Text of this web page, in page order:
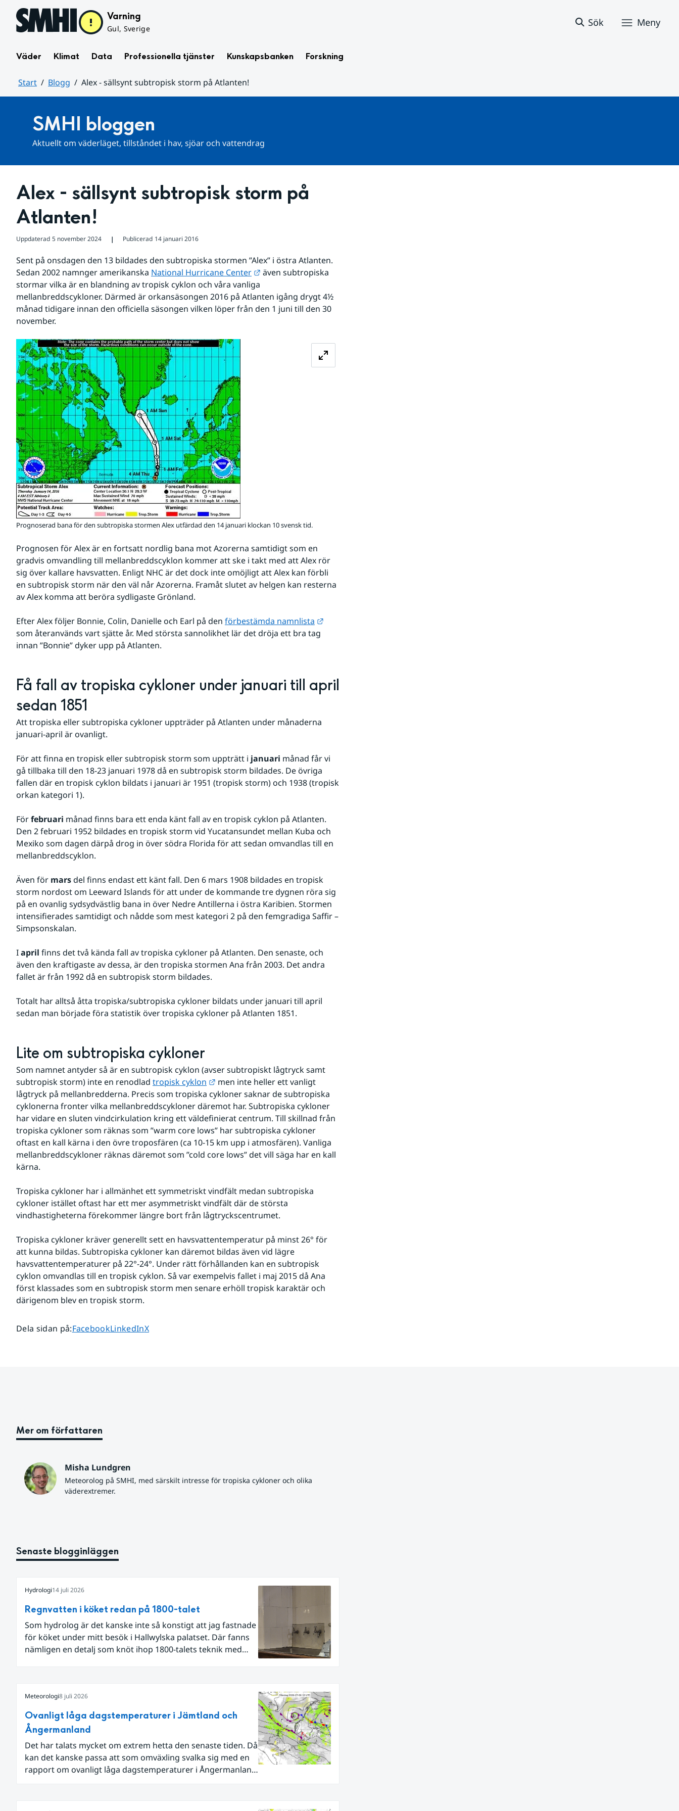
Hoppa till sidans innehåll Varning
Gul, Sverige
Sök Meny
Väder Klimat Data Professionella tjänster Kunskapsbanken Forskning
Start Blogg
Alex - sällsynt subtropisk storm på Atlanten!
SMHI bloggen
Aktuellt om väderläget, tillståndet i hav, sjöar och vattendrag
Alex - sällsynt subtropisk storm på
Atlanten!
Uppdaterad 5 november 2024 ❘ Publicerad 14 januari 2016
Sent på onsdagen den 13 bildades den subtropiska stormen ”Alex” i östra Atlanten.
Sedan 2002 namnger amerikanska National Hurricane Center Länk till annan webbplats.
även subtropiska
stormar vilka är en blandning av tropisk cyklon och våra vanliga
mellanbreddscykloner. Därmed är orkansäsongen 2016 på Atlanten igång drygt 4½
månad tidigare innan den officiella säsongen vilken löper från den 1 juni till den 30
november.
Förstora bilden
Prognoserad bana för den subtropiska stormen Alex utfärdad den 14 januari klockan 10 svensk tid.
Prognosen för Alex är en fortsatt nordlig bana mot Azorerna samtidigt som en
gradvis omvandling till mellanbreddscyklon kommer att ske i takt med att Alex rör
sig över kallare havsvatten. Enligt NHC är det dock inte omöjligt att Alex kan förbli
en subtropisk storm när den väl når Azorerna. Framåt slutet av helgen kan resterna
av Alex komma att beröra sydligaste Grönland.
Efter Alex följer Bonnie, Colin, Danielle och Earl på den förbestämda namnlista
som återanvänds vart sjätte år. Med största sannolikhet lär det dröja ett bra tag
innan ”Bonnie” dyker upp på Atlanten.
Få fall av tropiska cykloner under januari till april
sedan 1851
Att tropiska eller subtropiska cykloner uppträder på Atlanten under månaderna
januari-april är ovanligt.
För att finna en tropisk eller subtropisk storm som uppträtt i januari månad får vi
gå tillbaka till den 18-23 januari 1978 då en subtropisk storm bildades. De övriga
fallen där en tropisk cyklon bildats i januari är 1951 (tropisk storm) och 1938 (tropisk
orkan kategori 1).
För februari månad finns bara ett enda känt fall av en tropisk cyklon på Atlanten.
Den 2 februari 1952 bildades en tropisk storm vid Yucatansundet mellan Kuba och
Mexiko som dagen därpå drog in över södra Florida för att sedan omvandlas till en
mellanbreddscyklon.
Även för mars del finns endast ett känt fall. Den 6 mars 1908 bildades en tropisk
storm nordost om Leeward Islands för att under de kommande tre dygnen röra sig
på en ovanlig sydsydvästlig bana in över Nedre Antillerna i östra Karibien. Stormen
intensifierades samtidigt och nådde som mest kategori 2 på den femgradiga Saffir –
Simpsonskalan.
I april finns det två kända fall av tropiska cykloner på Atlanten. Den senaste, och
även den kraftigaste av dessa, är den tropiska stormen Ana från 2003. Det andra
fallet är från 1992 då en subtropisk storm bildades.
Totalt har alltså åtta tropiska/subtropiska cykloner bildats under januari till april
sedan man började föra statistik över tropiska cykloner på Atlanten 1851.
Lite om subtropiska cykloner
Som namnet antyder så är en subtropisk cyklon (avser subtropiskt lågtryck samt
subtropisk storm) inte en renodlad tropisk cyklon Länk till annan webbplats.
men inte heller ett vanligt
lågtryck på mellanbredderna. Precis som tropiska cykloner saknar de subtropiska
cyklonerna fronter vilka mellanbreddscykloner däremot har. Subtropiska cykloner
har vidare en sluten vindcirkulation kring ett väldefinierat centrum. Till skillnad från
tropiska cykloner som räknas som ”warm core lows” har subtropiska cykloner
oftast en kall kärna i den övre troposfären (ca 10-15 km upp i atmosfären). Vanliga
mellanbreddscykloner räknas däremot som ”cold core lows” det vill säga har en kall
kärna.
Tropiska cykloner har i allmänhet ett symmetriskt vindfält medan subtropiska
cykloner istället oftast har ett mer asymmetriskt vindfält där de största
vindhastigheterna förekommer längre bort från lågtryckscentrumet.
Tropiska cykloner kräver generellt sett en havsvattentemperatur på minst 26° för
att kunna bildas. Subtropiska cykloner kan däremot bildas även vid lägre
havsvattentemperaturer på 22°-24°. Under rätt förhållanden kan en subtropisk
cyklon omvandlas till en tropisk cyklon. Så var exempelvis fallet i maj 2015 då Ana
först klassades som en subtropisk storm men senare erhöll tropisk karaktär och
därigenom blev en tropisk storm.
Dela sidan på:Dela sidan på
FacebookDela sidan på
LinkedInDela sidan på
X
Mer om författaren
Misha Lundgren
Meteorolog på SMHI, med särskilt intresse för tropiska cykloner och olika
väderextremer.
Senaste blogginläggen
Hydrologi14 juli 2026
Regnvatten i köket redan på 1800-talet
Som hydrolog är det kanske inte så konstigt att jag fastnade
för köket under mitt besök i Hallwylska palatset. Där fanns
nämligen en detalj som knöt ihop 1800-talets teknik med
Meteorologi8 juli 2026
Ovanligt låga dagstemperaturer i Jämtland och
Ångermanland
Det har talats mycket om extrem hetta den senaste tiden. Då
kan det kanske passa att som omväxling svalka sig med en
rapport om ovanligt låga dagstemperaturer i Ångermanland